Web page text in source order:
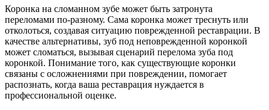
Коронка на сломанном зубе может быть затронута
переломами по-разному. Сама коронка может треснуть или
отколоться, создавая ситуацию поврежденной реставрации. В
качестве альтернативы, зуб под неповрежденной коронкой
может сломаться, вызывая сценарий перелома зуба под
коронкой. Понимание того, как существующие коронки
связаны с осложнениями при повреждении, помогает
распознать, когда ваша реставрация нуждается в
профессиональной оценке.